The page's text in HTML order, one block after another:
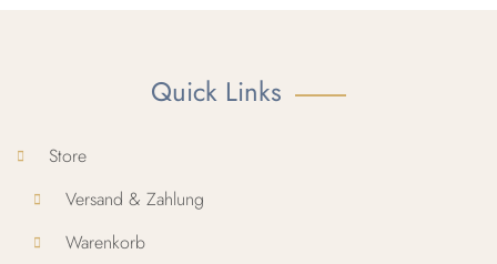
Quick Links
Store
Versand & Zahlung
Warenkorb